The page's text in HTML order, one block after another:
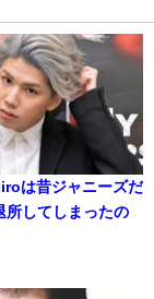
は昔ジャニーズだ
所してしまったの